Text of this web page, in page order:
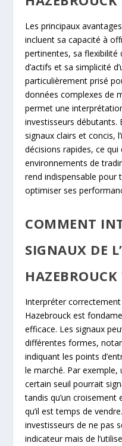
Les principaux
incluent sa capacité à
pertinentes, sa flexibilité
d’actifs et sa simplicité
particulièrement prisé
données complexes de
permet une
investisseurs débutants.
signaux clairs et concis,
décisions rapides, ce qui
environnements de
rend indispensable pour
optimiser ses
COMMENT
SIGNAUX DE
HAZEBROUCK
Interpréter correctement
Hazebrouck est
efficace. Les signaux
différentes formes,
indiquant les points
le marché. Par exemple,
certain seuil pourrait
tandis qu’un
qu’il est temps de
investisseurs de ne pas
indicateur mais de